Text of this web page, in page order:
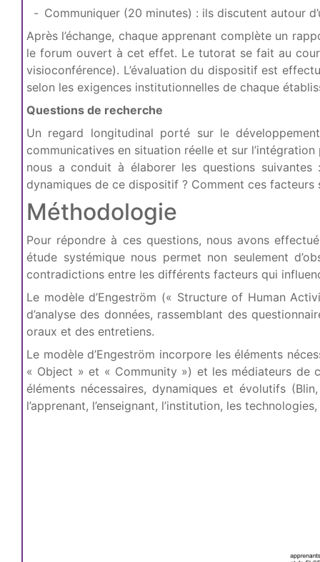
Communiquer (20 minutes) : ils discutent autour
Après l’échange, chaque apprenant complète un
le forum ouvert à cet effet. Le tutorat se fait au
visioconférence). L’évaluation du dispositif est
selon les exigences institutionnelles de chaque
Questions de recherche
Un regard longitudinal porté sur le
communicatives en situation réelle et sur
nous a conduit à élaborer les questions
dynamiques de ce dispositif ? Comment ces facteurs
Méthodologie
Pour répondre à ces questions, nous avons
étude systémique nous permet non seulement
contradictions entre les différents facteurs qui
Le modèle d’Engeström (« Structure of Human
d’analyse des données, rassemblant des
oraux et des entretiens.
Le modèle d’Engeström incorpore les éléments
« Object » et « Community ») et les médiateurs de
éléments nécessaires, dynamiques et évolutifs
l’apprenant, l’enseignant, l’institution, les